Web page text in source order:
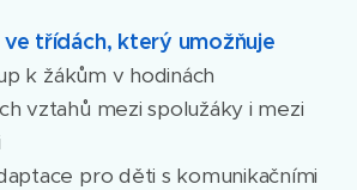
třídách, který umožňuje
k žákům v hodinách
vztahů mezi spolužáky i mezi
pro děti s komunikačními